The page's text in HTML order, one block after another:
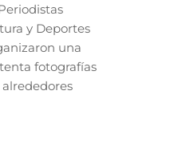
y Deportes
una
fotografías